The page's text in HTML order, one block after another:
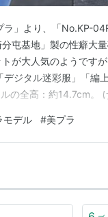
」より、「No.KP-
屯基地」製の性癖大
が大人気のようですが
ジタル迷彩服」「編
の全高：約14.7cm。
2月号』Kindle版【扶
モデル #美プラ